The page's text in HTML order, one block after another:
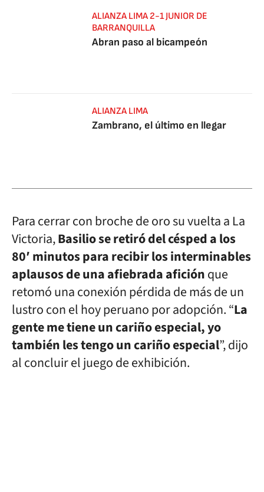
ALIANZA LIMA 2-1 JUNIOR DE
BARRANQUILLA
Abran paso al bicampeón
ALIANZA LIMA
Zambrano, el último en llegar
Para cerrar con broche de oro su vuelta a La
Victoria,Basilio se retiró del césped a los
80′ minutos para recibir los interminables
aplausos de una afiebrada aficiónque
retomó una conexión pérdida de más de un
lustro con el hoy peruano por adopción. “La
gente me tiene un cariño especial, yo
también les tengo un cariño especial”, dijo
al concluir el juego de exhibición.